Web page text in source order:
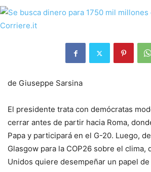
de Giuseppe Sarsina
El presidente trata con demócratas
cerrar antes de partir hacia Roma,
Papa y participará en el G-20. Luego,
Glasgow para la COP26 sobre el clima,
Unidos quiere desempeñar un papel